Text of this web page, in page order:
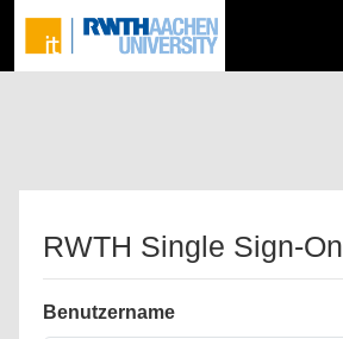
RWTH Single Sign-On
Benutzername